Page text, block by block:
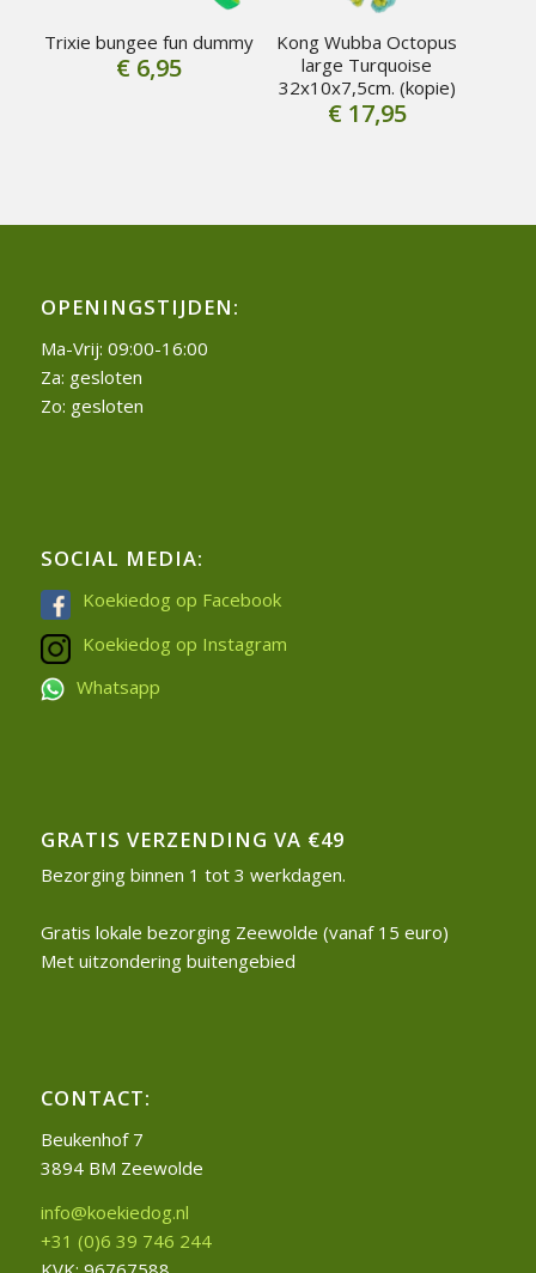
Trixie bungee fun dummy
€ 6,95
Kong Wubba Octopus
large Turquoise
32x10x7,5cm. (kopie)
€17,95
OPENINGSTIJDEN:
Ma-Vrij: 09:00-16:00
Za: gesloten
Zo: gesloten
SOCIAL MEDIA:
Koekiedog op Facebook
Koekiedog op Instagram
Whatsapp
GRATIS VERZENDING VA €49
Bezorging binnen 1 tot 3 werkdagen.
Gratis lokale bezorging Zeewolde (vanaf 15 euro)
Met uitzondering buitengebied
CONTACT:
Beukenhof 7
3894 BM Zeewolde
info@koekiedog.nl
+31 (0)6 39 746 244